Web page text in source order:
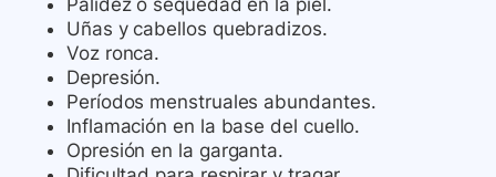
Palidez o sequedad en la piel.
Uñas y cabellos quebradizos.
Voz ronca.
Depresión.
Períodos menstruales abundantes.
Inflamación en la base del cuello.
Opresión en la garganta.